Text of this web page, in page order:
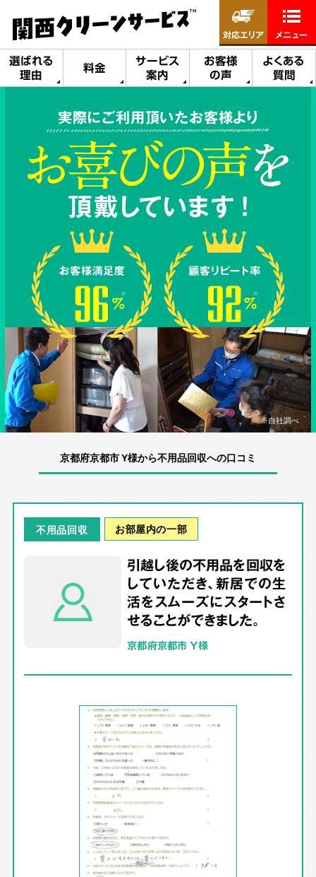
選ばれる
理由
料金
サービス
案内
お客様
の声
よくある
質問
対応エリア メニュー
実際にご利用頂いたお客様より
※自社調べ
京都府京都市 Y様から不用品回収への口コミ
不用品回収 お部屋内の一部
引越し後の不用品を回収を
していただき、新居での生
活をスムーズにスタートさ
せることができました。
京都府京都市 Y様